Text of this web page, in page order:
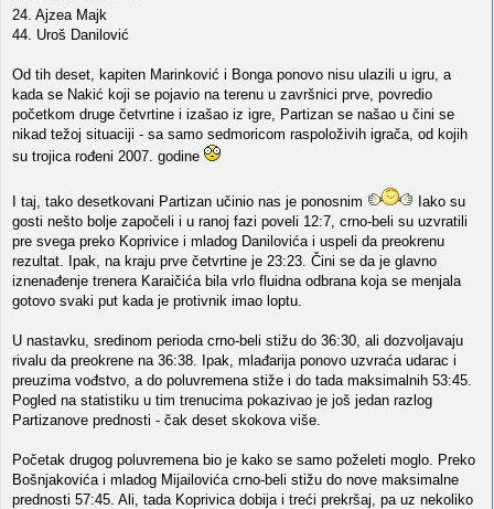
24. Ajzea Majk
44. Uroš Danilović
Od tih deset, kapiten Marinković i Bonga ponovo nisu ulazili u igru, a
kada se Nakić koji se pojavio na terenu u završnici prve, povredio
početkom druge četvrtine i izašao iz igre, Partizan se našao u čini se
nikad težoj situaciji - sa samo sedmoricom raspoloživih igrača, od kojih
su trojica rođeni 2007. godine
I taj, tako desetkovani Partizan učinio nas je ponosnim
Iako su
gosti nešto bolje započeli i u ranoj fazi poveli 12:7, crno-beli su uzvratili
pre svega preko Koprivice i mladog Danilovića i uspeli da preokrenu
rezultat. Ipak, na kraju prve četvrtine je 23:23. Čini se da je glavno
iznenađenje trenera Karaičića bila vrlo fluidna odbrana koja se menjala
gotovo svaki put kada je protivnik imao loptu.
U nastavku, sredinom perioda crno-beli stižu do 36:30, ali dozvoljavaju
rivalu da preokrene na 36:38. Ipak, mlađarija ponovo uzvraća udarac i
preuzima vođstvo, a do poluvremena stiže i do tada maksimalnih 53:45.
Pogled na statistiku u tim trenucima pokazivao je još jedan razlog
Partizanove prednosti - čak deset skokova više.
Početak drugog poluvremena bio je kako se samo poželeti moglo. Preko
Bošnjakovića i mladog Mijailovića crno-beli stižu do nove maksimalne
prednosti 57:45. Ali, tada Koprivica dobija i treći prekršaj, pa uz nekoliko